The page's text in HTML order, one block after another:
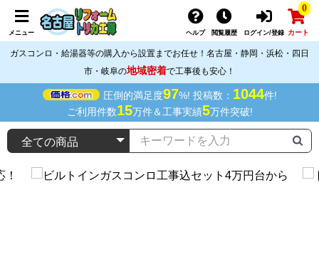
メニュー ヘルプ 閲覧履歴 ログイン/登録
0
カート
ガスコンロ・給湯器等の購入から設置までお任せ！名古屋・静岡・浜松・四日
市・岐阜の地域密着で工事後も安心！
圧倒的満足度97%! 投稿数： 1044件!
ご利用件数15万件＆工事実績5万件突破!